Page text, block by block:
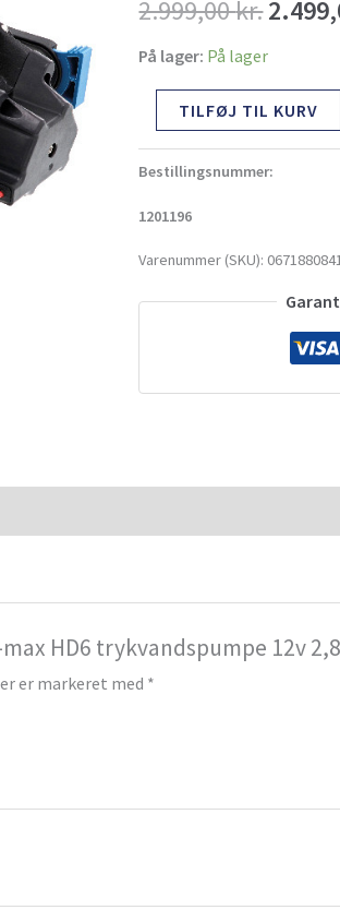
2.999,00kr.
På lager: På lager
TILFØJ TIL KURV
Bestillingsnummer:
1201196
Varenummer (SKU):
HD6 trykvandspumpe 12v
er markeret med *